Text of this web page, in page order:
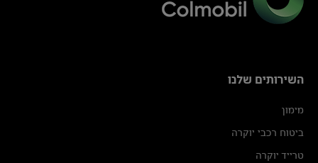
השירותים שלנו
מימון
ביטוח רכבי יוקרה
טרייד יוקרה